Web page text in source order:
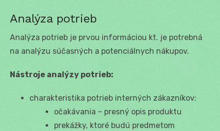
Analýza potrieb
Analýza potrieb je prvou informáciou kt. je potrebná
na analýzu súčasných a potenciálnych nákupov.
Nástroje analýzy potrieb:
charakteristika potrieb interných zákazníkov:
očakávania – presný opis produktu
prekážky, ktoré budú predmetom